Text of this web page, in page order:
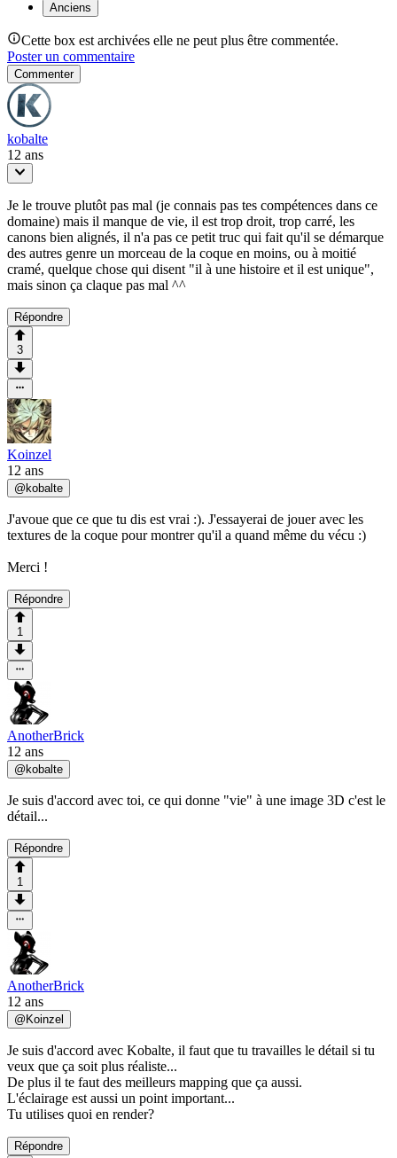
Anciens
Cette box est archivées elle ne peut plus être commentée.
Poster un commentaire
Commenter
kobalte
12 ans
Je le trouve plutôt pas mal (je connais pas tes compétences dans ce
domaine) mais il manque de vie, il est trop droit, trop carré, les
canons bien alignés, il n'a pas ce petit truc qui fait qu'il se démarque
des autres genre un morceau de la coque en moins, ou à moitié
cramé, quelque chose qui disent "il à une histoire et il est unique",
mais sinon ça claque pas mal ^^
Répondre
3
Koinzel
12 ans
@kobalte
J'avoue que ce que tu dis est vrai :). J'essayerai de jouer avec les
textures de la coque pour montrer qu'il a quand même du vécu :)
Merci !
Répondre
1
AnotherBrick
12 ans
@ kobalte
Je suis d'accord avec toi, ce qui donne "vie" à une image 3D c'est le
détail...
Répondre
1
AnotherBrick
12 ans
@ Koinzel
Je suis d'accord avec Kobalte, il faut que tu travailles le détail si tu
veux que ça soit plus réaliste...
De plus il te faut des meilleurs mapping que ça aussi.
L'éclairage est aussi un point important...
Tu utilises quoi en render?
Répondre